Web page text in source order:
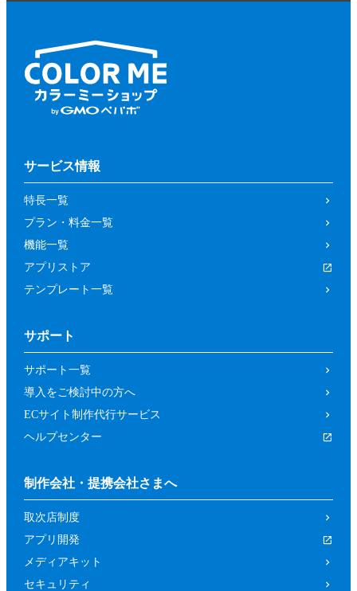
サービス情報
特長一覧
プラン・料金一覧
機能一覧
アプリストア
テンプレート一覧
サポート
サポート一覧
導入をご検討中の方へ
ECサイト制作代行サービス
ヘルプセンター
制作会社・提携会社さまへ
取次店制度
アプリ開発
メディアキット
セキュリティ